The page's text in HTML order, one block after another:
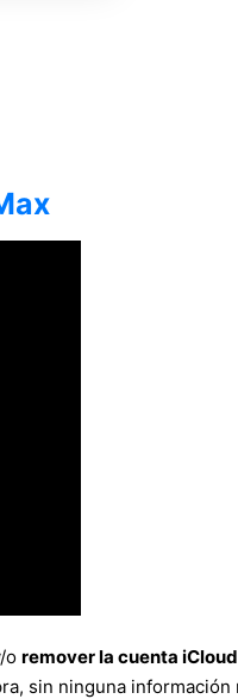
o remover la cuenta
sin ninguna información